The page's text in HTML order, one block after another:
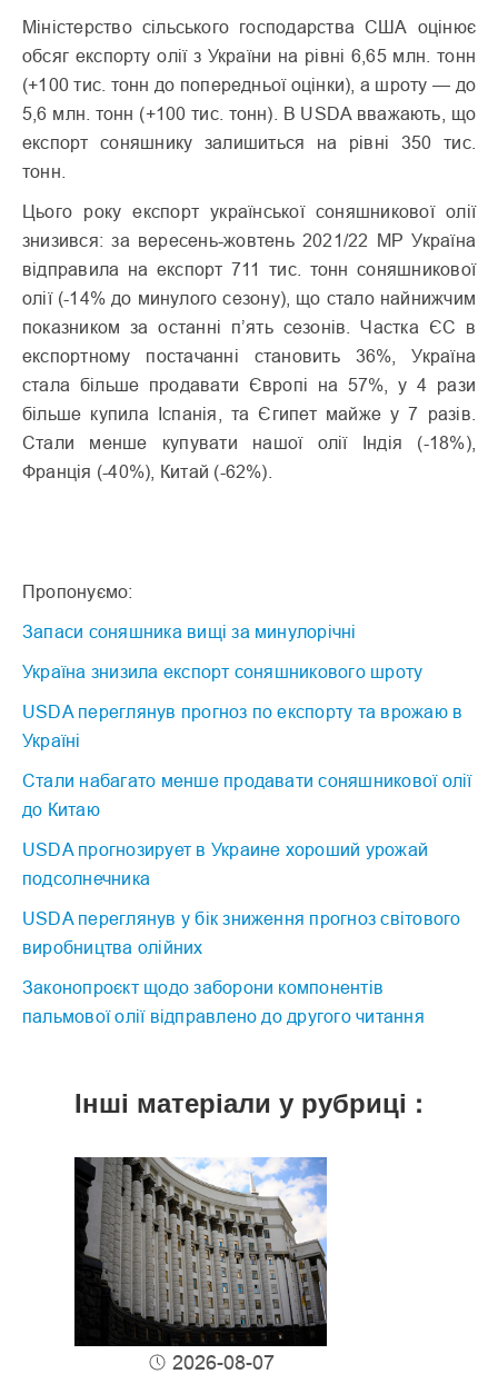
Міністерство сільського господарства США оцінює
обсяг експорту олії з України на рівні 6,65 млн. тонн
(+100 тис. тонн до попередньої оцінки), а шроту — до
5,6 млн. тонн (+100 тис. тонн). В USDA вважають, що
експорт соняшнику залишиться на рівні 350 тис.
тонн.
Цього року експорт української соняшникової олії
знизився: за вересень-жовтень 2021/22 МР Україна
відправила на експорт 711 тис. тонн соняшникової
олії (-14% до минулого сезону), що стало найнижчим
показником за останні п’ять сезонів. Частка ЄС в
експортному постачанні становить 36%, Україна
стала більше продавати Європі на 57%, у 4 рази
більше купила Іспанія, та Єгипет майже у 7 разів.
Стали менше купувати нашої олії Індія (-18%),
Франція (-40%), Китай (-62%).
Пропонуємо:
Запаси соняшника вищі за минулорічні
Україна знизила експорт соняшникового шроту
USDA переглянув прогноз по експорту та врожаю в
Україні
Стали набагато менше продавати соняшникової олії
до Китаю
USDA прогнозирует в Украине хороший урожай
подсолнечника
USDA переглянув у бік зниження прогноз світового
виробництва олійних
Законопроєкт щодо заборони компонентів
пальмової олії відправлено до другого читання
Інші матеріали у рубриці :
2026-08-07